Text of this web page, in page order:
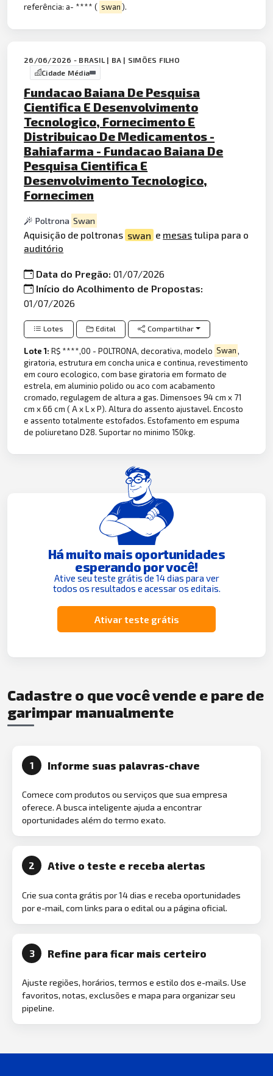
referência: a- **** ( swan).
26/06/2026 - BRASIL | BA | SIMÕES FILHO
Cidade Média
Fundacao Baiana De Pesquisa
Cientifica E Desenvolvimento
Tecnologico, Fornecimento E
Distribuicao De Medicamentos -
Bahiafarma - Fundacao Baiana De
Pesquisa Cientifica E
Desenvolvimento Tecnologico,
Fornecimen
Poltrona Swan
Aquisição de poltronas swan e mesastulipa para o
auditório
Data do Pregão:01/07/2026
Início do Acolhimento de Propostas:
01/07/2026
Lotes Edital Compartilhar
Lote 1:R$ ****,00 - POLTRONA, decorativa, modelo Swan,
giratoria, estrutura em concha unica e continua, revestimento
em couro ecologico, com base giratoria em formato de
estrela, em aluminio polido ou aco com acabamento
cromado, regulagem de altura a gas. Dimensoes 94 cm x 71
cm x 66 cm ( A x L x P). Altura do assento ajustavel. Encosto
e assento totalmente estofados. Estofamento em espuma
de poliuretano D28. Suportar no minimo 150kg.
Há muito mais oportunidades
esperando por você!
Ative seu teste grátis de 14 dias para ver
todos os resultados e acessar os editais.
Ativar teste grátis
Cadastre o que você vende e pare de
garimpar manualmente
1 Informe suas palavras-chave
Comece com produtos ou serviços que sua empresa
oferece. A busca inteligente ajuda a encontrar
oportunidades além do termo exato.
2 Ative o teste e receba alertas
Crie sua conta grátis por 14 dias e receba oportunidades
por e-mail, com links para o edital ou a página oficial.
3 Refine para ficar mais certeiro
Ajuste regiões, horários, termos e estilo dos e-mails. Use
favoritos, notas, exclusões e mapa para organizar seu
pipeline.